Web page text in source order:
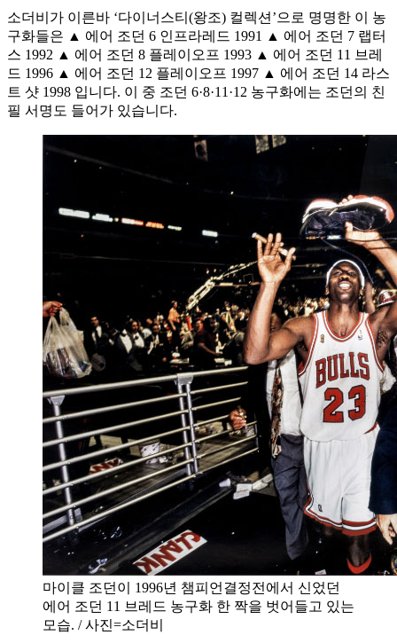
소더비가 이른바 ‘다이너스티(왕조) 컬렉션’으로 명명한 이 농
구화들은 ▲ 에어 조던 6 인프라레드 1991 ▲ 에어 조던 7 랩터
스 1992 ▲ 에어 조던 8 플레이오프 1993 ▲ 에어 조던 11 브레
드 1996 ▲ 에어 조던 12 플레이오프 1997 ▲ 에어 조던 14 라스
트 샷 1998 입니다. 이 중 조던 6·8·11·12 농구화에는 조던의 친
필 서명도 들어가 있습니다.
마이클 조던이 1996년 챔피언결정전에서 신었던
에어 조던 11 브레드 농구화 한 짝을 벗어들고 있는
모습. / 사진=소더비